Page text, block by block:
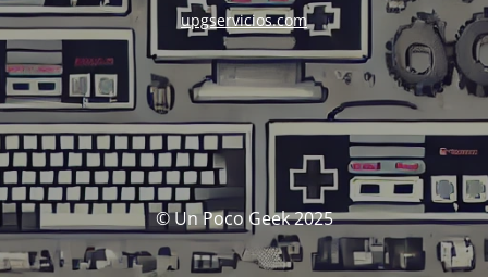
upgservicios.com
© Un Poco Geek 2025